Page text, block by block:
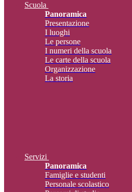
Scuola
Panoramica
Presentazione
I luoghi
Le persone
I numeri della scuola
Le carte della scuola
Organizzazione
La storia
Servizi
Panoramica
Famiglie e studenti
Personale scolastico